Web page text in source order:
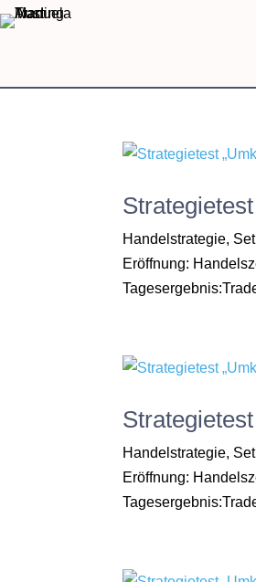
Handelstrategie,
Eröffnung:
Handelstrategie,
Eröffnung: